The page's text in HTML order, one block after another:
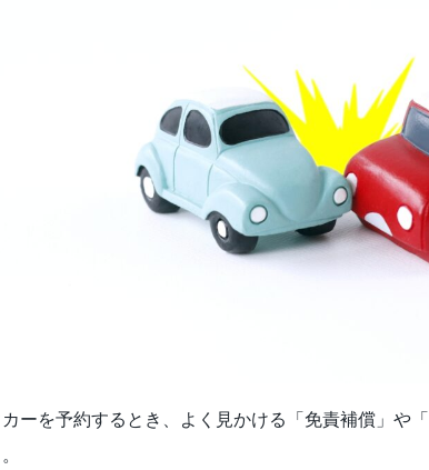
ーを予約するとき、よく見かける「免責補償」や